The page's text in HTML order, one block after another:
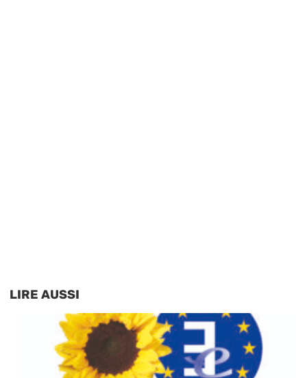
LIRE AUSSI